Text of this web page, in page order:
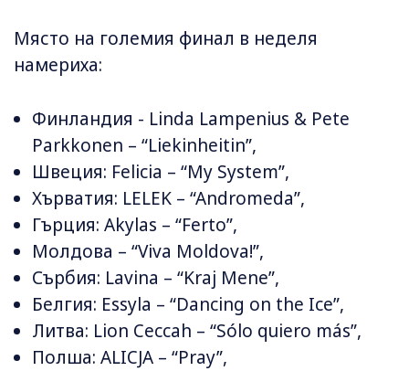
Място на големия финал в неделя
намериха:
Финландия - Linda Lampenius & Pete
Parkkonen – “Liekinheitin”,
Швеция: Felicia – “My System”,
Хърватия: LELEK – “Andromeda”,
Гърция: Akylas – “Ferto”,
Молдова – “Viva Moldova!”,
Сърбия: Lavina – “Kraj Mene”,
Белгия: Essyla – “Dancing on the Ice”,
Литва: Lion Ceccah – “Sólo quiero más”,
Полша: ALICJA – “Pray”,